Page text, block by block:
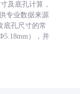
及底孔计算，
专业数据来源
底孔尺寸的常
），并